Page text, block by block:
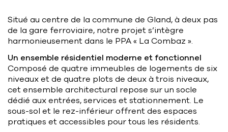
Situé au centre de la commune de Gland, à deux pas
de la gare ferroviaire, notre projet s’intègre
harmonieusement dans le PPA « La Combaz ».
Un ensemble résidentiel moderne et fonctionnel
Composé de quatre immeubles de logements de six
niveaux et de quatre plots de deux à trois niveaux,
cet ensemble architectural repose sur un socle
dédié aux entrées, services et stationnement. Le
sous-sol et le rez-inférieur offrent des espaces
pratiques et accessibles pour tous les résidents.
Contractant général en aménagement
intérieur
Exploitant, fournisseur de services et
animateur d’espaces